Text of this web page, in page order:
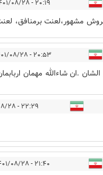
۲۰:۱۹ - ۱۴۰۱/۰۸/۲۸
مشهور،لعنت برمنافق،
۲۰:۵۳ - ۱۴۰۱/۰۸/۲۸
.ان شاءالله مهمان
۲۲:۲۹ - ۱۴۰۱/۰۸/۲۸
۲۱:۴۰ - ۱۴۰۱/۰۸/۲۸